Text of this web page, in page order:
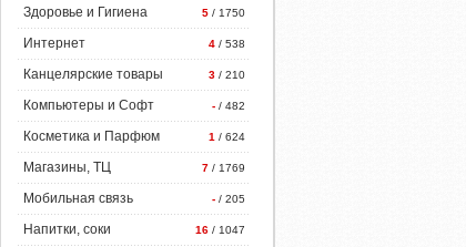
5 / 1750
Здоровье и Гигиена
4 / 538
Интернет
3 / 210
Канцелярские товары
- / 482
Компьютеры и Софт
1 / 624
Косметика и Парфюм
7 / 1769
Магазины, ТЦ
- / 205
Мобильная связь
16 / 1047
Напитки, соки